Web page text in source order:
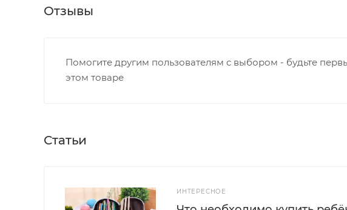
Отзывы
Помогите другим пользователям с выбором - будьте
этом товаре
Статьи
ИНТЕРЕСНОЕ